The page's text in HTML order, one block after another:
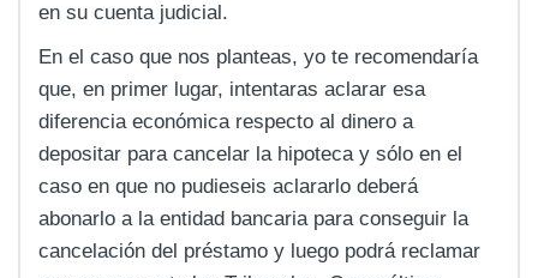
en su cuenta judicial.
En el caso que nos planteas, yo te recomendaría
que, en primer lugar, intentaras aclarar esa
diferencia económica respecto al dinero a
depositar para cancelar la hipoteca y sólo en el
caso en que no pudieseis aclararlo deberá
abonarlo a la entidad bancaria para conseguir la
cancelación del préstamo y luego podrá reclamar